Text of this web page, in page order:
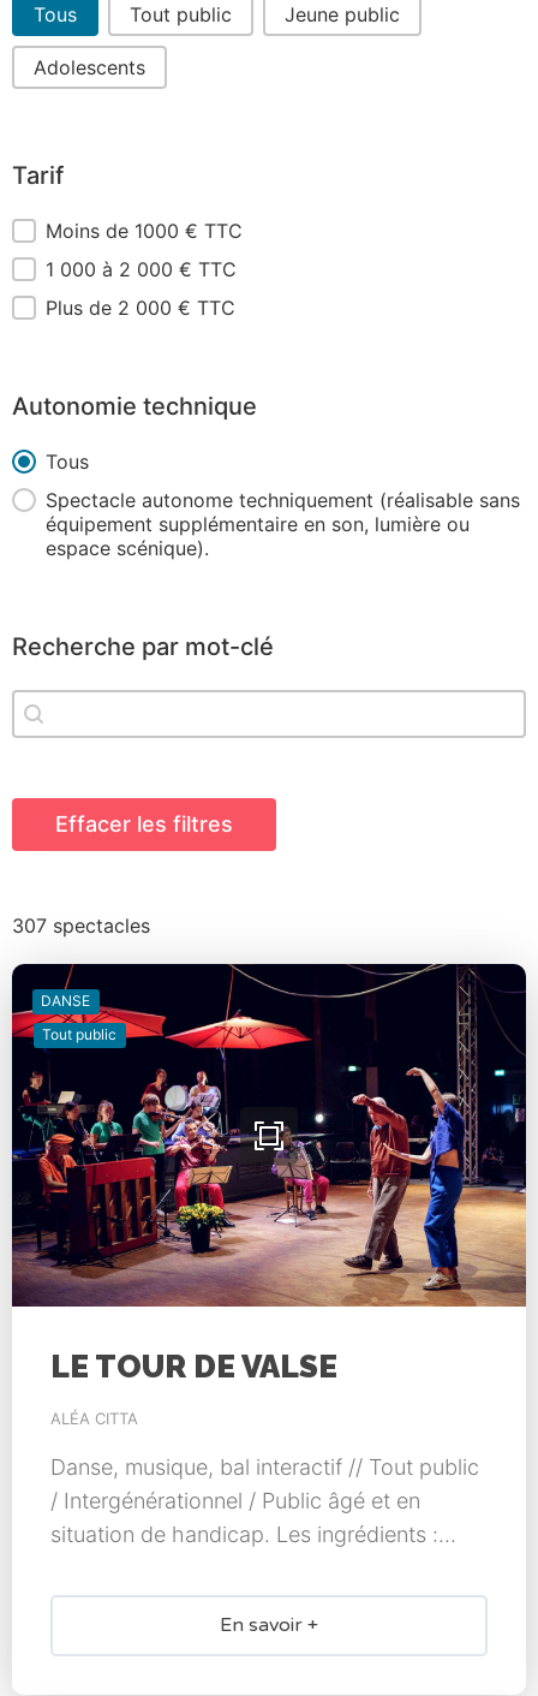
Public
Tous Tout public Jeune public
Adolescents
Tarif
TarifMoins de 1000 € TTC
1 000 à 2 000 € TTC
Plus de 2 000 € TTC
Autonomie technique
Autonomie technique
Tous
Spectacle autonome techniquement (réalisable sans
équipement supplémentaire en son, lumière ou
espace scénique).
Recherche par mot-clé
Recherche par mot-clé
Recherche par mot-clé
Effacer les filtres
307 spectacles
Tout public
DANSE
LE TOUR DE VALSE
ALÉA CITTA
Danse, musique, bal interactif // Tout public
/ Intergénérationnel / Public âgé et en
situation de handicap. Les ingrédients :...
En savoir +